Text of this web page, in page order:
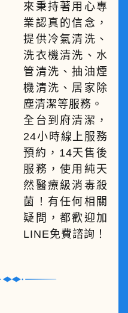
來秉持著用心專
業認真的信念，
提供冷氣清洗、
洗衣機清洗、水
管清洗、抽油煙
機清洗、居家除
塵清潔等服務。
全台到府清潔，
24小時線上服務
預約，14天售後
服務，使用純天
然醫療級消毒殺
菌！有任何相關
疑問，都歡迎加
LINE免費諮詢！